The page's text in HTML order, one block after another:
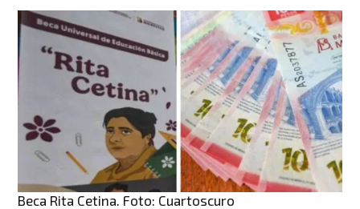
Beca Rita Cetina. Foto: Cuartoscuro